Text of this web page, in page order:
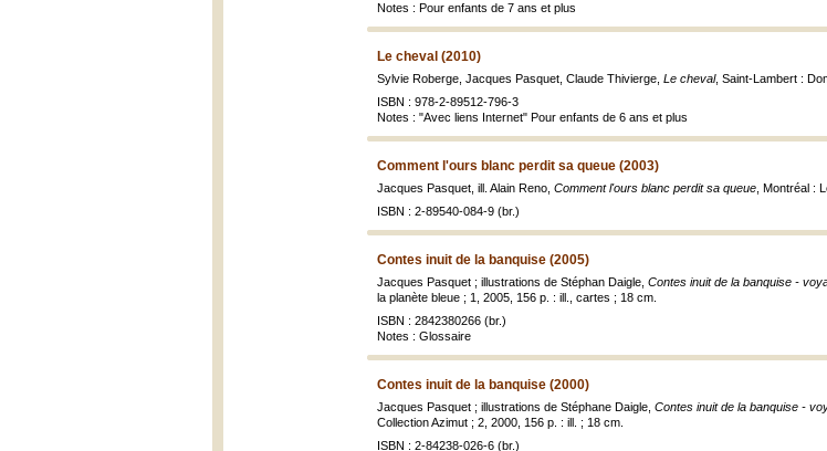
Notes : Pour enfants de 7 ans et plus
Le cheval (2010)
Sylvie Roberge, Jacques Pasquet, Claude Thivierge, Le cheval, Saint-Lambert :
ISBN : 978-2-89512-796-3
Notes : "Avec liens Internet" Pour enfants de 6 ans et plus
Comment l'ours blanc perdit sa queue (2003)
Jacques Pasquet, ill. Alain Reno, Comment l'ours blanc perdit sa queue , Montréal :
ISBN : 2-89540-084-9 (br.)
Contes inuit de la banquise (2005)
Jacques Pasquet ; illustrations de Stéphan Daigle, Contes inuit de la banquise -
la planète bleue ; 1, 2005, 156 p. : ill., cartes ; 18 cm.
ISBN : 2842380266 (br.)
Notes : Glossaire
Contes inuit de la banquise (2000)
Jacques Pasquet ; illustrations de Stéphane Daigle, Contes inuit de la banquise -
Collection Azimut ; 2, 2000, 156 p. : ill. ; 18 cm.
ISBN : 2-84238-026-6 (br.)